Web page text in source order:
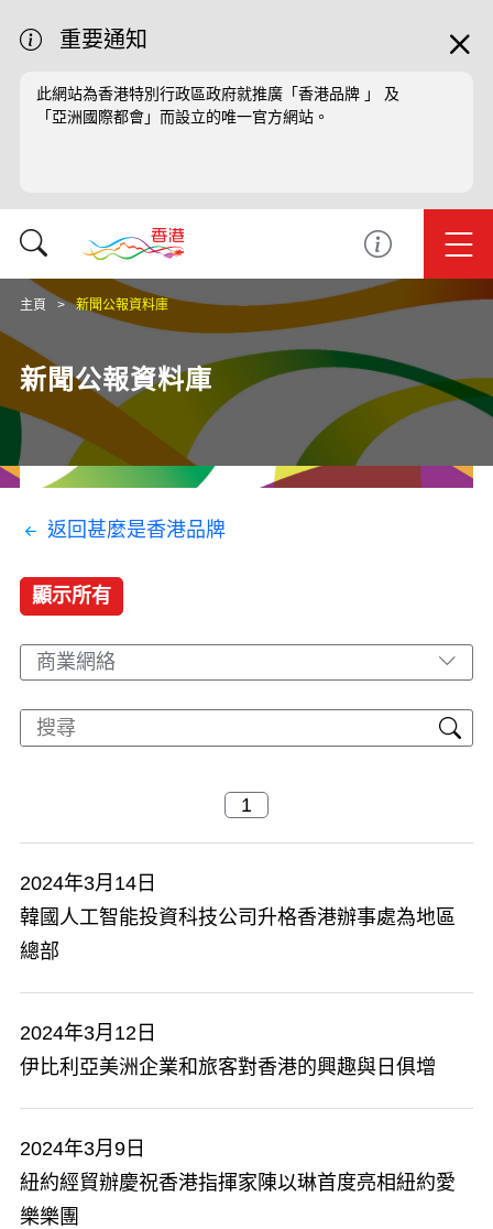
重要通知
此網站為香港特別行政區政府就推廣「香港品牌 」 及
「亞洲國際都會」而設立的唯一官方網站。
主頁 新聞公報資料庫
新聞公報資料庫
返回甚麼是香港品牌
顯示所有
商業網絡
2024年3月14日
韓國人工智能投資科技公司升格香港辦事處為地區
總部
2024年3月12日
伊比利亞美洲企業和旅客對香港的興趣與日俱增
2024年3月9日
紐約經貿辦慶祝香港指揮家陳以琳首度亮相紐約愛
樂樂團